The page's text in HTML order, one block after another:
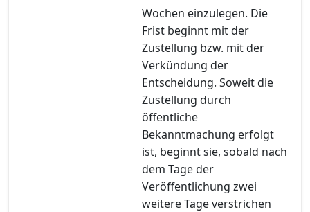
Wochen einzulegen. Die
Frist beginnt mit der
Zustellung bzw. mit der
Verkündung der
Entscheidung. Soweit die
Zustellung durch
öffentliche
Bekanntmachung erfolgt
ist, beginnt sie, sobald nach
dem Tage der
Veröffentlichung zwei
weitere Tage verstrichen